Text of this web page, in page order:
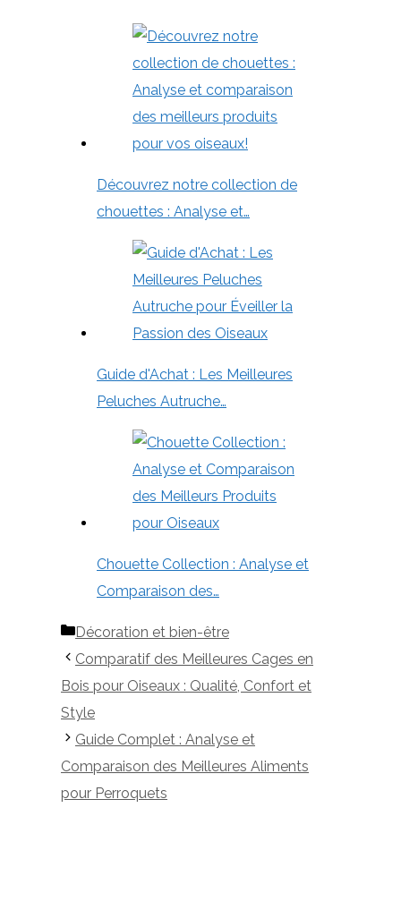
Découvrez notre collection de
chouettes : Analyse et…
Guide d'Achat : Les Meilleures
Peluches Autruche…
Chouette Collection : Analyse et
Comparaison des…
Catégories
Décoration et bien-être
Comparatif des Meilleures Cages en
Bois pour Oiseaux : Qualité, Confort et
Style
Guide Complet : Analyse et
Comparaison des Meilleures Aliments
pour Perroquets